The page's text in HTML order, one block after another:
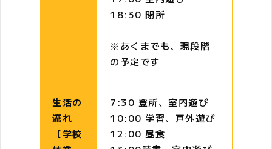
18:30 閉所
※あくまでも、現段階
の予定です
生活の
流れ
【学校
7:30 登所、室内遊び
10:00 学習、戸外遊び
12:00 昼食